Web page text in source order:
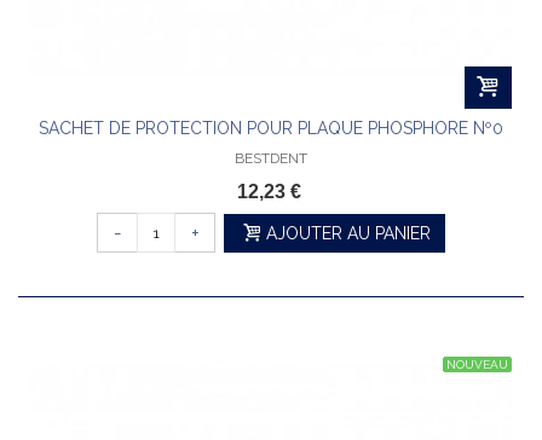
SACHET DE PROTECTION POUR PLAQUE PHOSPHORE Nº0
BESTDENT
12,23 €
- + AJOUTER AU PANIER
NOUVEAU